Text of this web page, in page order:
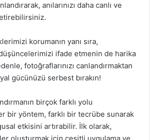
anılarınızı daha canlı ve
korumanın yanı sıra,
düşüncelerimizi ifade etmenin de harika
fotoğraflarınızı canlandırmaktan
gücünüzü serbest bırakın!
birçok farklı yolu
bir yöntem, farklı bir tecrübe sunarak
etkisini artırabilir. İlk olarak,